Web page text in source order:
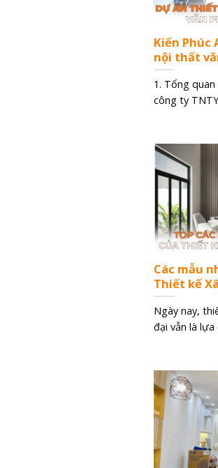
Kiến Phúc
nội thất
1. Tổng
công ty
Các mẫu
Thiết kế
Ngày nay,
đại vẫn là lựa